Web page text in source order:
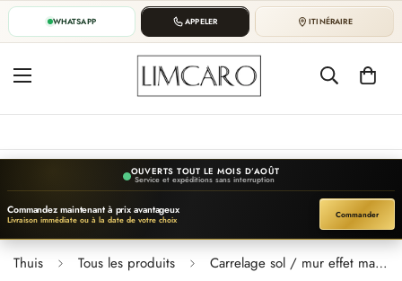
WHATSAPP APPELER ITINÉRAIRE
OUVERTS TOUT LE MOIS D’AOÛT
Service et expéditions sans interruption
Commandez maintenant à prix avantageux
Livraison immédiate ou à la date de votre choix Commander
Thuis Tous les produits Carrelage sol / mur effet marbre JOYA l.60 x L.120 cm Brillant LIMCARO